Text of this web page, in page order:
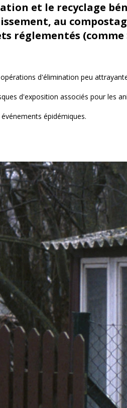
et le recyclage
au
réglementés (comme
d'élimination peu
d'exposition associés pour les
épidémiques.